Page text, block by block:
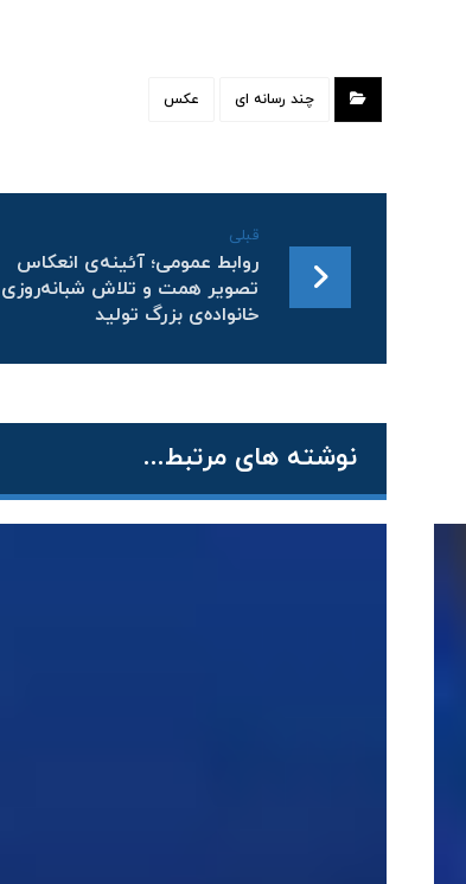
چند رسانه ای عکس
قبلی
روابط عمومی؛ آئینه‌ی انعکاس
تصویر همت و تلاش شبانه‌روزی
خانواده‌ی بزرگ تولید
نوشته های مرتبط...